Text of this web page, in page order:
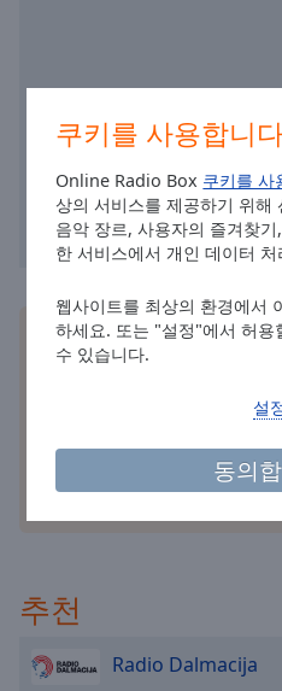
쿠키를 사용합니
Online Radio Box 쿠키를 사
상의 서비스를 제공하기 위해
음악 장르, 사용자의 즐겨찾
한 서비스에서 개인 데이터
웹사이트를 최상의 환경에서
하세요. 또는 "설정"에서 허용
수 있습니다.
동의
설
This
window.
Beginning
window.
Escape
Color
Opacity
무료 Online Radio Box애
설치하고 언제 어디서나 좋
기타
추천
Radio Dalmacija